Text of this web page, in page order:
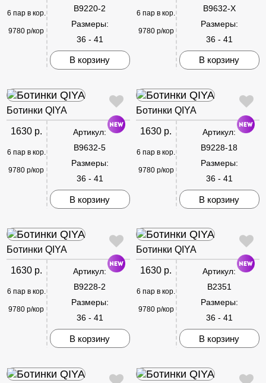
6 пар в кор.
9780 р/кор
B9220-2
Размеры:
36 - 41
В корзину
6 пар в кор.
9780 р/кор
B9632-X
Размеры:
36 - 41
В корзину
Ботинки QIYA
1630 р.
6 пар в кор.
9780 р/кор
Артикул:
B9632-5
Размеры:
36 - 41
В корзину
Ботинки QIYA
1630 р.
6 пар в кор.
9780 р/кор
Артикул:
B9228-18
Размеры:
36 - 41
В корзину
Ботинки QIYA
1630 р.
6 пар в кор.
9780 р/кор
Артикул:
B9228-2
Размеры:
36 - 41
В корзину
Ботинки QIYA
1630 р.
6 пар в кор.
9780 р/кор
Артикул:
B2351
Размеры:
36 - 41
В корзину